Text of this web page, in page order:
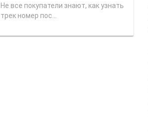
Не все покупатели знают, как узнать
трек номер пос...